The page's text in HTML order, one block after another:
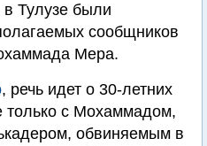
в Тулузе были
сообщников
Мера.
, речь идет о 30-летних
только с Мохаммадом,
обвиняемым в